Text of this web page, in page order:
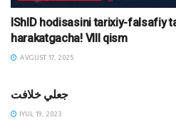
IShID hodisasini tarixiy-falsafiy
harakatgacha! VIII qism
AVGUST 17, 2025
جعلي خلافت
IYUL 19, 2023